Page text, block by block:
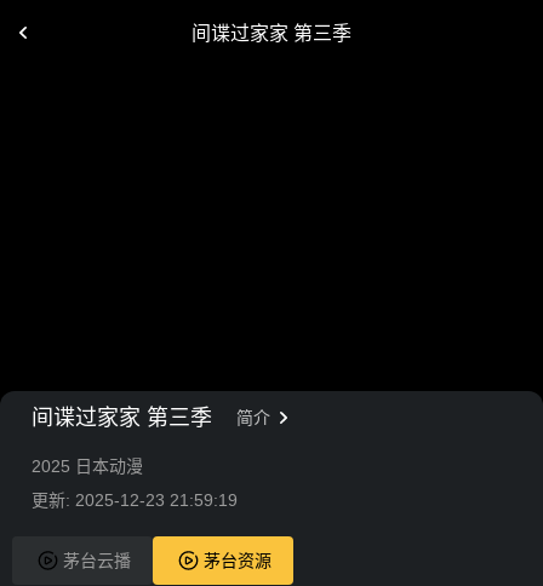
间谍过家家 第三季
间谍过家家 第三季 简介
2025 日本动漫
更新: 2025-12-23 21:59:19
茅台云播 茅台资源